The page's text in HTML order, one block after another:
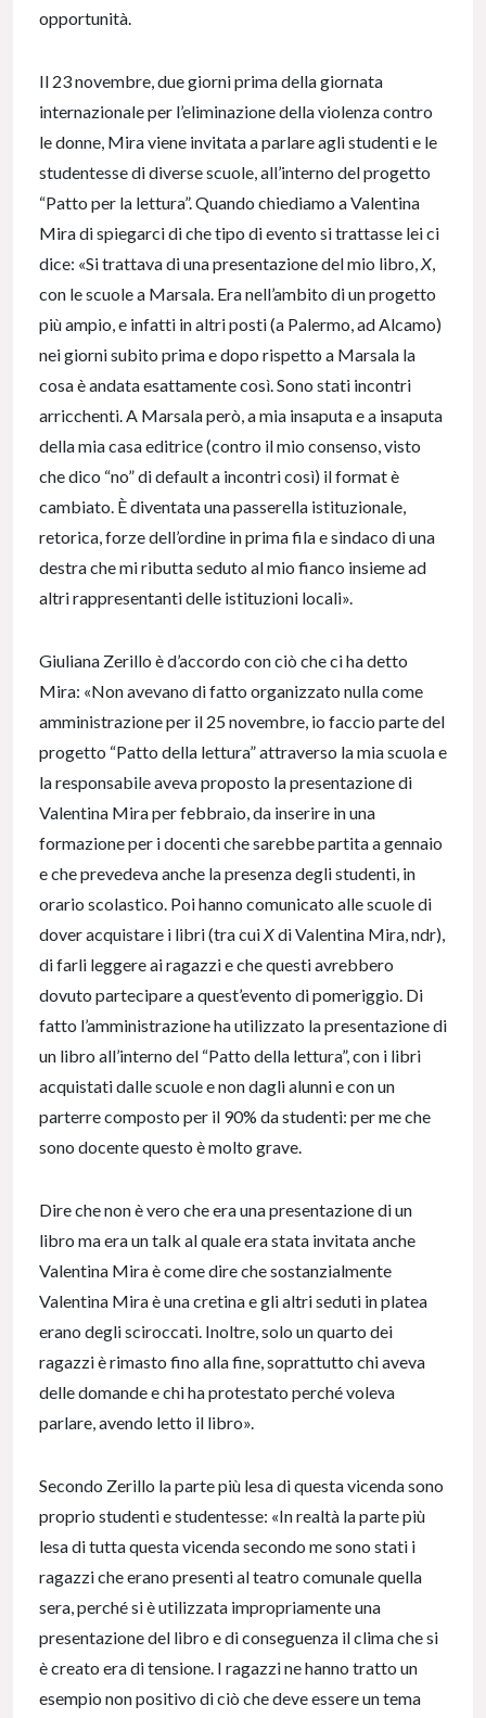
opportunità.
Il 23 novembre, due giorni prima della giornata
internazionale per l’eliminazione della violenza contro
le donne, Mira viene invitata a parlare agli studenti e le
studentesse di diverse scuole, all’interno del progetto
“Patto per la lettura”. Quando chiediamo a Valentina
Mira di spiegarci di che tipo di evento si trattasse lei ci
dice: «Si trattava di una presentazione del mio libro, X
con le scuole a Marsala. Era nell’ambito di un progetto
più ampio, e infatti in altri posti (a Palermo, ad Alcamo)
nei giorni subito prima e dopo rispetto a Marsala la
cosa è andata esattamente così. Sono stati incontri
arricchenti. A Marsala però, a mia insaputa e a insaputa
della mia casa editrice (contro il mio consenso, visto
che dico “no” di default a incontri così) il format è
cambiato. È diventata una passerella istituzionale,
retorica, forze dell’ordine in prima fila e sindaco di una
destra che mi ributta seduto al mio fianco insieme ad
altri rappresentanti delle istituzioni locali».
Giuliana Zerillo è d’accordo con ciò che ci ha detto
Mira: «Non avevano di fatto organizzato nulla come
amministrazione per il 25 novembre, io faccio parte del
progetto “Patto della lettura” attraverso la mia scuola e
la responsabile aveva proposto la presentazione di
Valentina Mira per febbraio, da inserire in una
formazione per i docenti che sarebbe partita a gennaio
e che prevedeva anche la presenza degli studenti, in
orario scolastico. Poi hanno comunicato alle scuole di
dover acquistare i libri (tra cui Xdi Valentina Mira, ndr),
di farli leggere ai ragazzi e che questi avrebbero
dovuto partecipare a quest’evento di pomeriggio. Di
fatto l’amministrazione ha utilizzato la presentazione di
un libro all’interno del “Patto della lettura”, con i libri
acquistati dalle scuole e non dagli alunni e con un
parterre composto per il 90% da studenti: per me che
sono docente questo è molto grave.
Dire che non è vero che era una presentazione di un
libro ma era un talk al quale era stata invitata anche
Valentina Mira è come dire che sostanzialmente
Valentina Mira è una cretina e gli altri seduti in platea
erano degli sciroccati. Inoltre, solo un quarto dei
ragazzi è rimasto fino alla fine, soprattutto chi aveva
delle domande e chi ha protestato perché voleva
parlare, avendo letto il libro».
Secondo Zerillo la parte più lesa di questa vicenda sono
proprio studenti e studentesse: «In realtà la parte più
lesa di tutta questa vicenda secondo me sono stati i
ragazzi che erano presenti al teatro comunale quella
sera, perché si è utilizzata impropriamente una
presentazione del libro e di conseguenza il clima che si
è creato era di tensione. I ragazzi ne hanno tratto un
esempio non positivo di ciò che deve essere un tema